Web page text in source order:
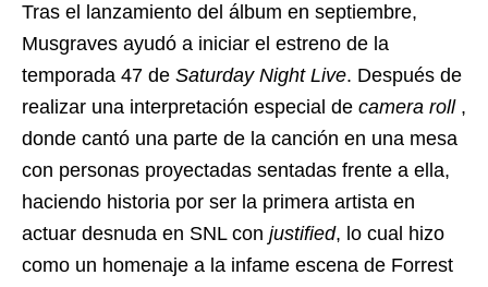
Tras el lanzamiento del álbum en septiembre,
Musgraves ayudó a iniciar el estreno de la
temporada 47 de Saturday Night Live. Después de
realizar una interpretación especial de camera roll,
donde cantó una parte de la canción en una mesa
con personas proyectadas sentadas frente a ella,
haciendo historia por ser la primera artista en
actuar desnuda en SNL con justified, lo cual hizo
como un homenaje a la infame escena de Forrest